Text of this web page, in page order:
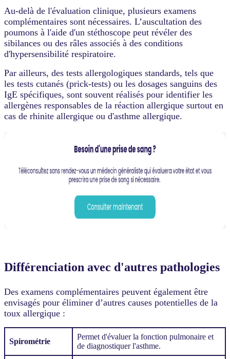
Au-delà de l'évaluation clinique, plusieurs examens
complémentaires sont nécessaires. L’auscultation des
poumons à l'aide d'un stéthoscope peut révéler des
sibilances ou des râles associés à des conditions
d'hypersensibilité respiratoire.
Par ailleurs, des tests allergologiques standards, tels que
les tests cutanés (prick-tests) ou les dosages sanguins des
IgE spécifiques, sont souvent réalisés pour identifier les
allergènes responsables de la réaction allergique surtout en
cas de rhinite allergique ou d'asthme allergique.
Différenciation avec d'autres pathologies
Des examens complémentaires peuvent également être
envisagés pour éliminer d’autres causes potentielles de la
toux allergique :
Spirométrie
Permet d'évaluer la fonction pulmonaire et
de diagnostiquer l'asthme.